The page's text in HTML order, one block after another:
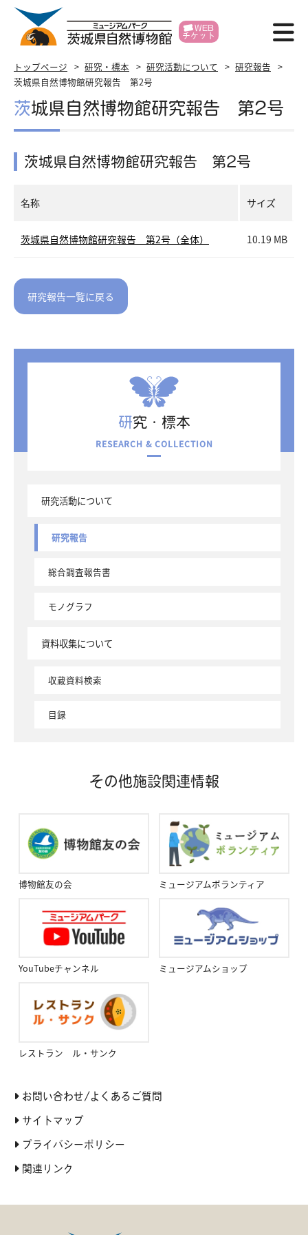
WEB
チケット
博物館紹介
イベント
Japanese
トップページ 研究・標本 研究活動について
研究報告
茨城県自然博物館研究報告 第2号
研究・標本
RESEARCH & COLLECTION
研究活動について
研究報告
総合調査報告書
モノグラフ
資料収集について
収蔵資料検索
目録
茨城県自然博物館研究報告 第2号
茨城県自然博物館研究報告 第2号
名称 サイズ
茨城県自然博物館研究報告 第2号（全体） 10.19 MB
研究報告一覧に戻る
その他施設関連情報
博物館友の会 ミュージアムボランティア
YouTubeチャンネル ミュージアムショップ
レストラン ル・サンク
お問い合わせ/よくあるご質問
サイトマップ
プライバシーポリシー
関連リンク